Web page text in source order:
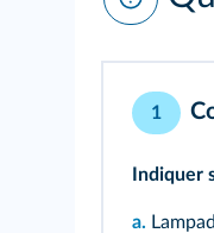
1
Indiquer
a.